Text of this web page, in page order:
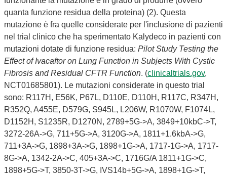
quanta funzione residua della proteina) (2). Questa
mutazione è fra quelle considerate per l'inclusione di pazienti
nel trial clinico che ha sperimentato Kalydeco in pazienti con
mutazioni dotate di funzione residua: Pilot Study Testing the
Effect of Ivacaftor on Lung Function in Subjects With Cystic
Fibrosis and Residual CFTR Function. (clinicaltrials.gov,
NCT01685801). Le mutazioni considerate in questo trial
sono: R117H, E56K, P67L, D110E, D110H, R117C, R347H,
R352Q, A455E, D579G, S945L, L206W, R1070W, F1074L,
D1152H, S1235R, D1270N, 2789+5G->A, 3849+10kbC->T,
3272-26A->G, 711+5G->A, 3120G->A, 1811+1.6kbA->G,
711+3A->G, 1898+3A->G, 1898+1G->A, 1717-1G->A, 1717-
8G->A, 1342-2A->C, 405+3A->C, 1716G/A 1811+1G->C,
1898+5G->T, 3850-3T->G, IVS14b+5G->A, 1898+1G->T,